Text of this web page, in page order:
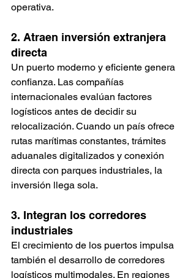
operativa.
2. Atraen inversión extranjera
directa
Un puerto moderno y eficiente genera
confianza. Las compañías
internacionales evalúan factores
logísticos antes de decidir su
relocalización. Cuando un país ofrece
rutas marítimas constantes, trámites
aduanales digitalizados y conexión
directa con parques industriales, la
inversión llega sola.
3. Integran los corredores
industriales
El crecimiento de los puertos impulsa
también el desarrollo de corredores
logísticos multimodales. En regiones